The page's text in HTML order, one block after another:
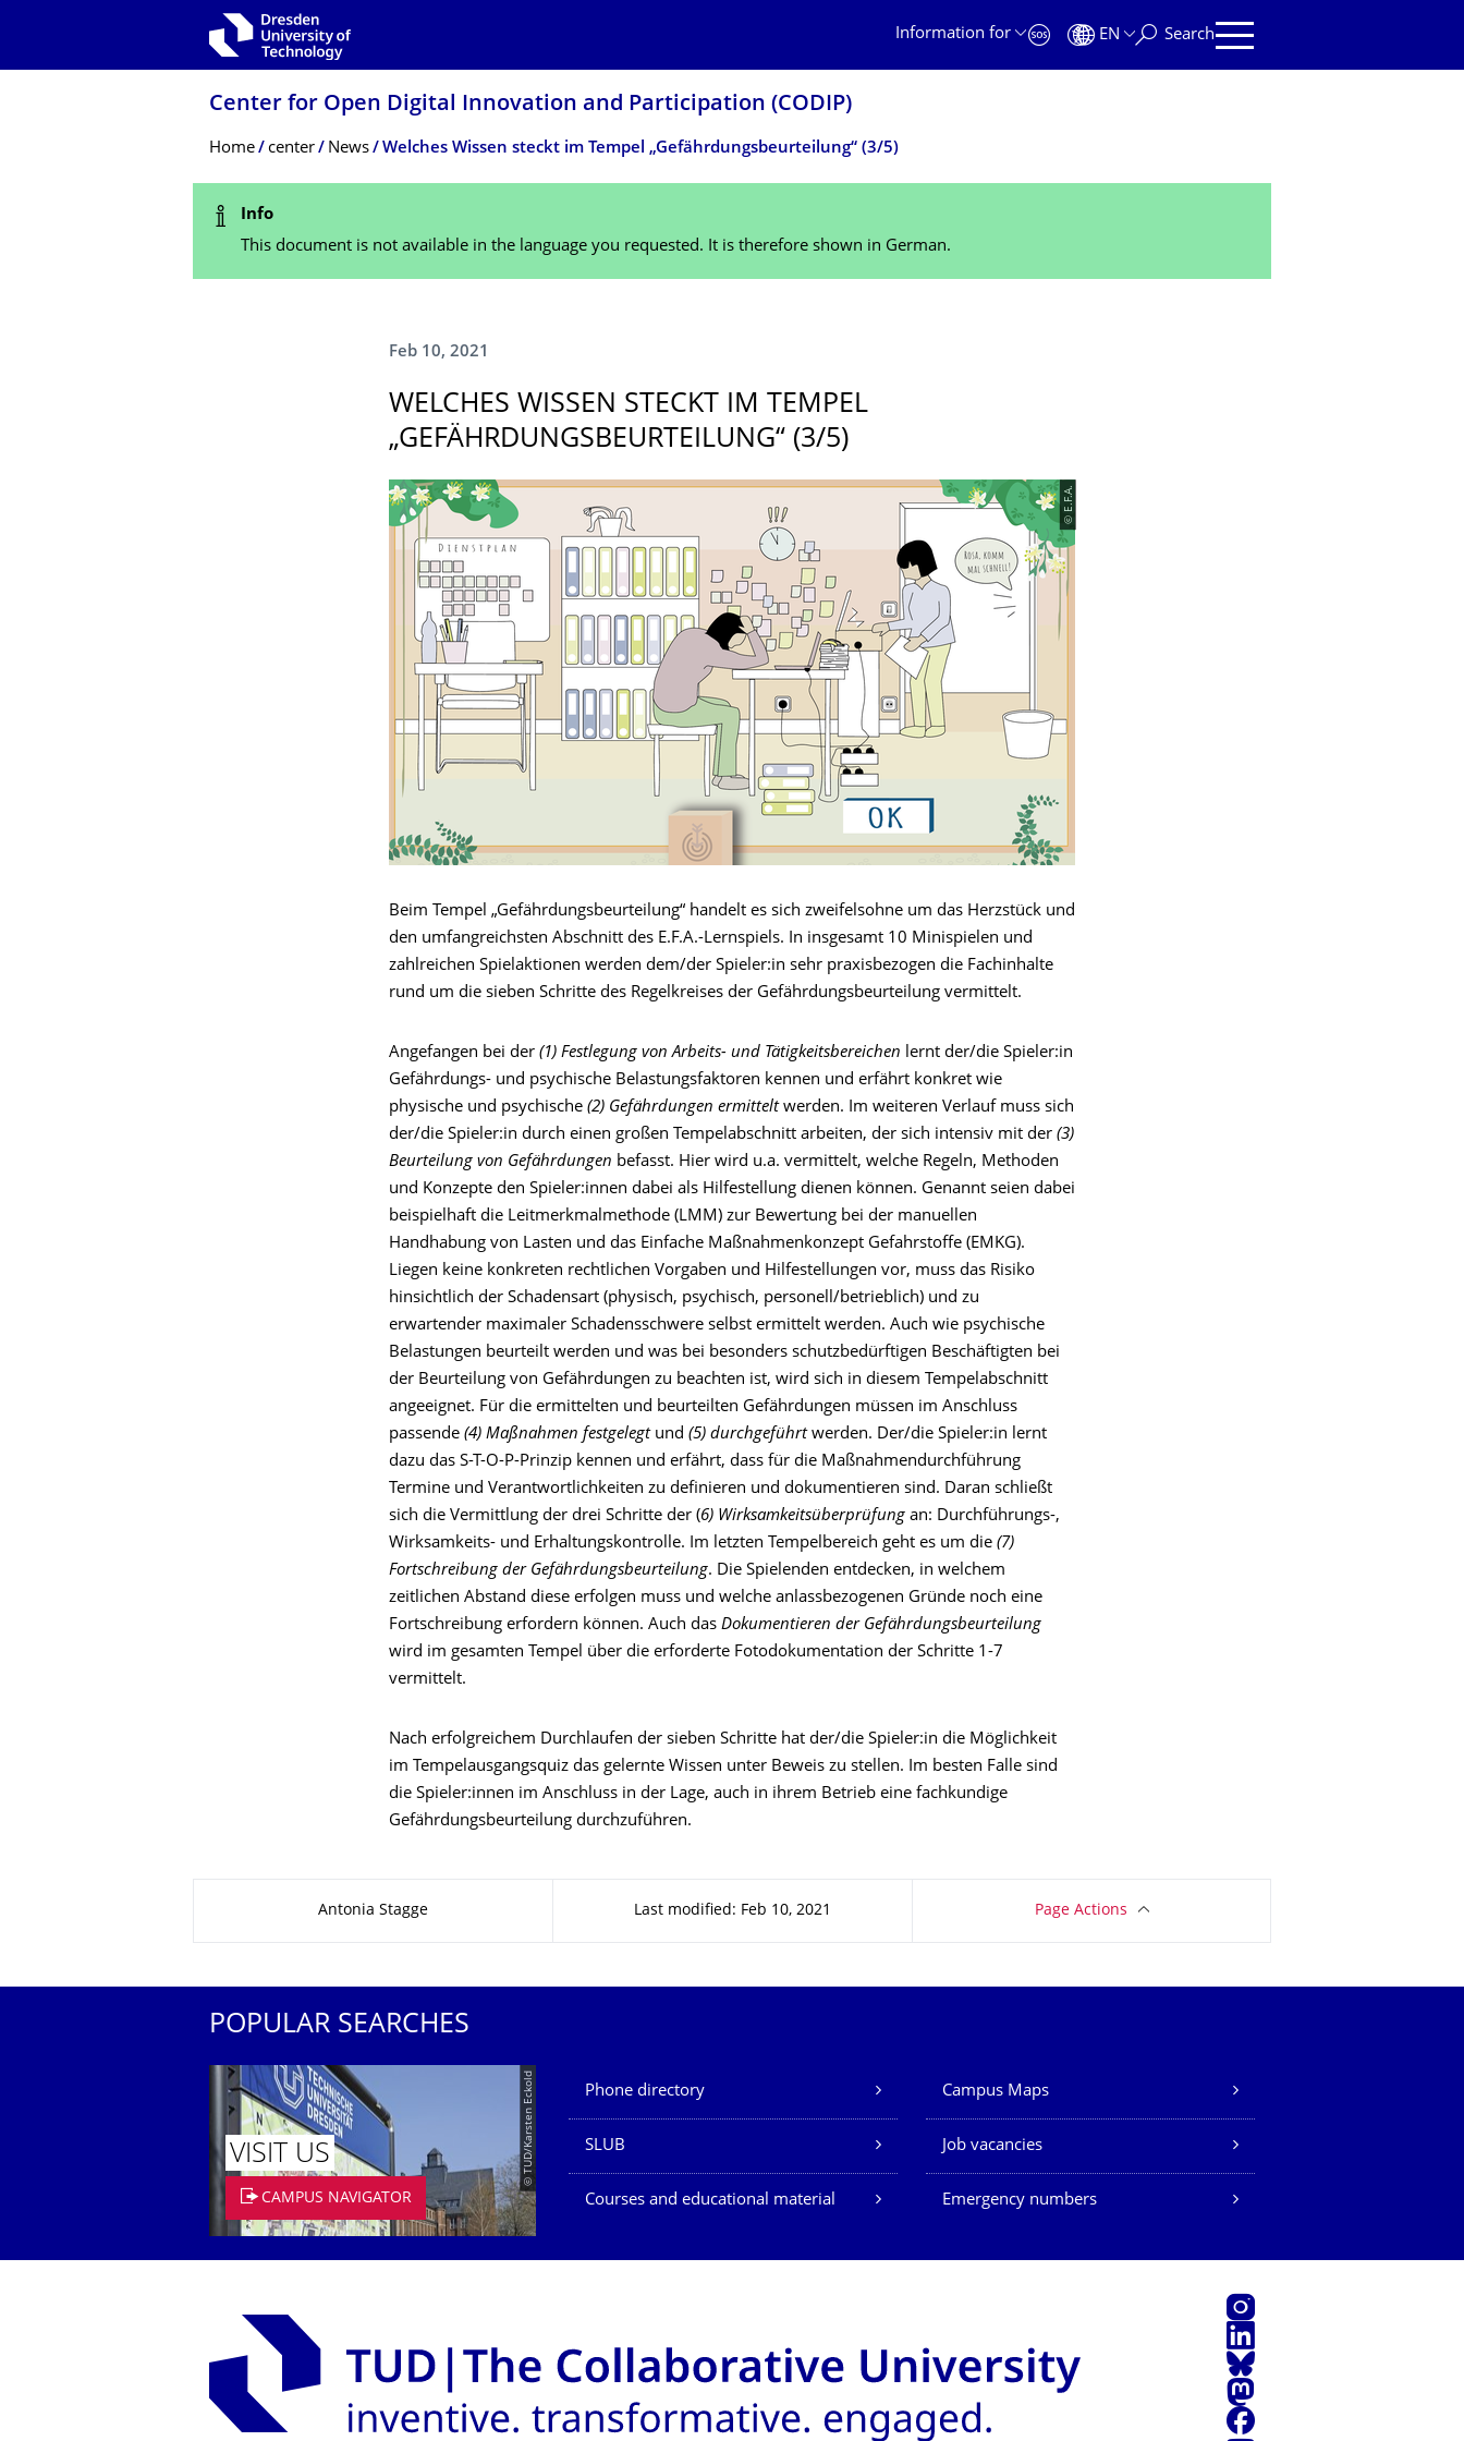
Information for
EN Search
Center for Open Digital Innovation and Participation (CODIP)
Breadcrumb Menu
Home center News Welches Wissen steckt im Tempel „Gefährdungsbeurteilung“ (3/5)
Status Message
Info
This document is not available in the language you requested. It is therefore shown in German.
Feb 10, 2021
WELCHES WISSEN STECKT IM TEMPEL
„GEFÄHRDUNGS­BEURTEILUNG“ (3/5)
© E.F.A.
Beim Tempel „Gefährdungsbeurteilung“ handelt es sich zweifelsohne um das Herzstück und
den umfangreichsten Abschnitt des E.F.A.-Lernspiels. In insgesamt 10 Minispielen und
zahlreichen Spielaktionen werden dem/der Spieler:in sehr praxisbezogen die Fachinhalte
rund um die sieben Schritte des Regelkreises der Gefährdungsbeurteilung vermittelt.
Angefangen bei der (1) Festlegung von Arbeits- und Tätigkeitsbereichen lernt der/die Spieler:in
Gefährdungs- und psychische Belastungsfaktoren kennen und erfährt konkret wie
physische und psychische (2) Gefährdungen ermitteltwerden. Im weiteren Verlauf muss sich
der/die Spieler:in durch einen großen Tempelabschnitt arbeiten, der sich intensiv mit der (3)
Beurteilung von Gefährdungen befasst. Hier wird u.a. vermittelt, welche Regeln, Methoden
und Konzepte den Spieler:innen dabei als Hilfestellung dienen können. Genannt seien dabei
beispielhaft die Leitmerkmalmethode (LMM) zur Bewertung bei der manuellen
Handhabung von Lasten und das Einfache Maßnahmenkonzept Gefahrstoffe (EMKG).
Liegen keine konkreten rechtlichen Vorgaben und Hilfestellungen vor, muss das Risiko
hinsichtlich der Schadensart (physisch, psychisch, personell/betrieblich) und zu
erwartender maximaler Schadensschwere selbst ermittelt werden. Auch wie psychische
Belastungen beurteilt werden und was bei besonders schutzbedürftigen Beschäftigten bei
der Beurteilung von Gefährdungen zu beachten ist, wird sich in diesem Tempelabschnitt
angeeignet. Für die ermittelten und beurteilten Gefährdungen müssen im Anschluss
passende (4) Maßnahmen festgelegtund (5) durchgeführtwerden. Der/die Spieler:in lernt
dazu das S-T-O-P-Prinzip kennen und erfährt, dass für die Maßnahmendurchführung
Termine und Verantwortlichkeiten zu definieren und dokumentieren sind. Daran schließt
sich die Vermittlung der drei Schritte der (6) Wirksamkeitsüberprüfung an: Durchführungs-,
Wirksamkeits- und Erhaltungskontrolle. Im letzten Tempelbereich geht es um die (7)
Fortschreibung der Gefährdungsbeurteilung. Die Spielenden entdecken, in welchem
zeitlichen Abstand diese erfolgen muss und welche anlassbezogenen Gründe noch eine
Fortschreibung erfordern können. Auch das Dokumentieren der Gefährdungsbeurteilung
wird im gesamten Tempel über die erforderte Fotodokumentation der Schritte 1-7
vermittelt.
Nach erfolgreichem Durchlaufen der sieben Schritte hat der/die Spieler:in die Möglichkeit
im Tempelausgangsquiz das gelernte Wissen unter Beweis zu stellen. Im besten Falle sind
die Spieler:innen im Anschluss in der Lage, auch in ihrem Betrieb eine fachkundige
Gefährdungsbeurteilung durchzuführen.
Antonia Stagge Last modified: Feb 10, 2021 Page Actions
POPULAR SEARCHES
© TUD/Karsten Eckold
VISIT US
CAMPUS NAVIGATOR
Our Services
Phone directory Campus Maps
SLUB Job vacancies
Courses and educational material Emergency numbers
Instagram
LinkedIn
Bluesky
Mastodon
Facebook